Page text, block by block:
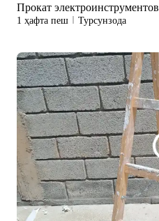
Прокат электроинструментов
1 ҳафта пеш Турсунзода